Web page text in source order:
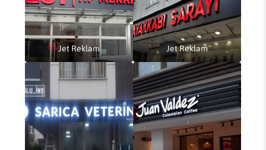
Jet Reklam Jet Reklam